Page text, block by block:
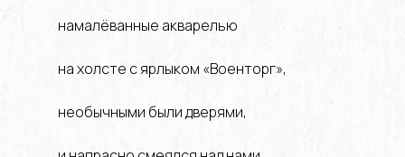
намалёванные акварелью
на холсте с ярлыком «Военторг»,
необычными были дверями,